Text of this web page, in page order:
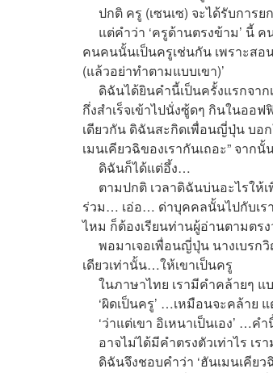
ปกติ ครู​ (เซนเซ) จะได้รับการ
แต่คำว่า ‘ครูด้านตรงข้าม’ นี้ ค
คนคนนั้นเป็นครูเช่นกัน เพราะสอ
(แล้วอย่าทำตามแบบเขา)​’
ดิฉันได้ยินคำนี้เป็นครั้งแรกจา
กึ่งสำเร็จเข้าไปนั่งซู้ดๆ กินในออ
เดียวกัน ดิฉันสะกิดเพื่อนญี่ปุ่น บอ
เมนเคียวฉิของเรากันเถอะ” จา
ดิฉันก็ได้แต่อึ้ง…
ตามปกติ เวลาดิฉันบ่นอะไรให้เ
ร่วม… เอ่อ… ด่าบุคคลนั้นไปกับเร
ไหม ก็ต้องเรียนท่านผู้อ่านตามตร
พอมาเจอเพื่อนญี่ปุ่น นางเบรก
เดียวเท่านั้น…​ให้เขาเป็นครู
ในภาษาไทย เรามีคำคล้ายๆ แ
‘ผิดเป็นครู’ …เหมือนจะคล้าย
‘ว่าแต่เขา อิเหนาเป็นเอง’​ …ค
อาจไม่ได้มีคำตรงตัวเท่าไร เรา
ดิฉันจึงชอบคำว่า ‘ฮันเมนเคียว